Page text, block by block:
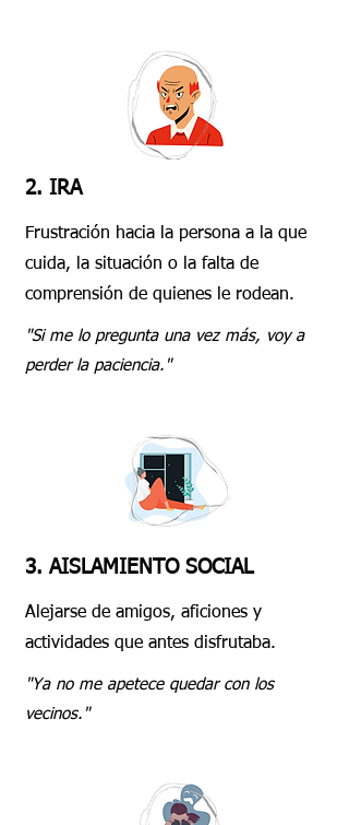
2. IRA
Frustración hacia la persona a la que
cuida, la situación o la falta de
comprensión de quienes le rodean.
"Si me lo pregunta una vez más, voy a
perder la paciencia."
3. AISLAMIENTO SOCIAL
Alejarse de amigos, aficiones y
actividades que antes disfrutaba.
"Ya no me apetece quedar con los
vecinos."